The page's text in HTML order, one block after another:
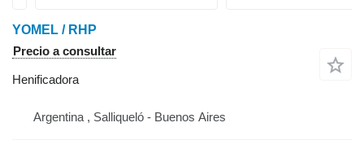
YOMEL / RHP
Precio a consultar
Henificadora
Argentina , Salliqueló - Buenos Aires